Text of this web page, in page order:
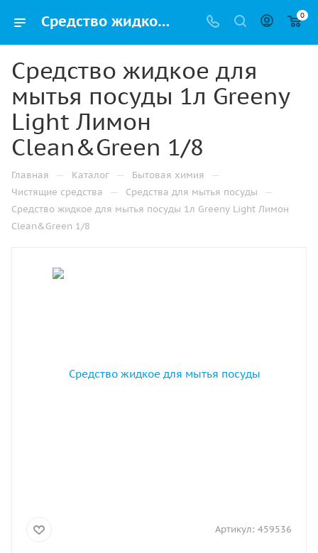
Средство жидкое для мытья посуды 1л Greeny Light Лимон Clean&Green 1/8 купить в Перми по низкой цене оптом и дешево с доставкой 0
Средство жидкое для
мытья посуды 1л Greeny
Light Лимон
Clean&Green 1/8
Главная — Каталог — Бытовая химия —
Чистящие средства — Средства для мытья посуды —
Средство жидкое для мытья посуды 1л Greeny Light Лимон
Clean&Green 1/8
Артикул: 459536